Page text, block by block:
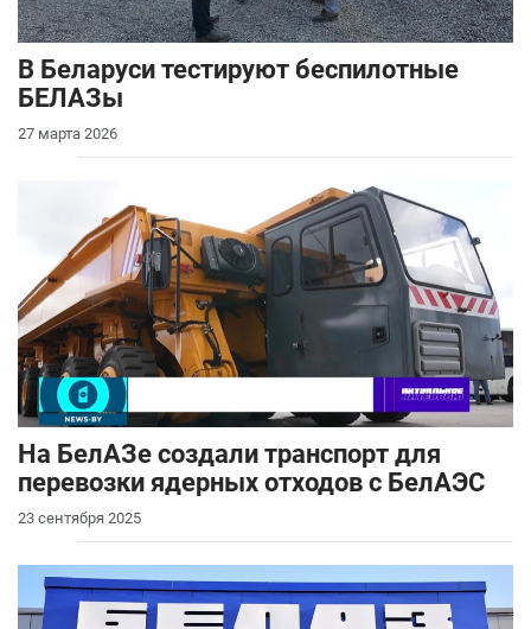
В Беларуси тестируют беспилотные
БЕЛАЗы
27 марта 2026
На БелАЗе создали транспорт для
перевозки ядерных отходов с БелАЭС
23 сентября 2025